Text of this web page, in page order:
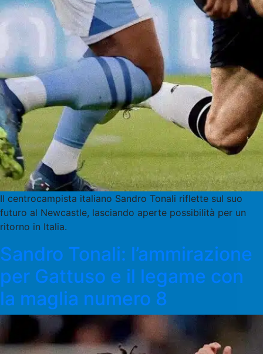
Il centrocampista italiano Sandro Tonali riflette sul suo
futuro al Newcastle, lasciando aperte possibilità per un
ritorno in Italia.
Sandro Tonali: l’ammirazione
per Gattuso e il legame con
la maglia numero 8